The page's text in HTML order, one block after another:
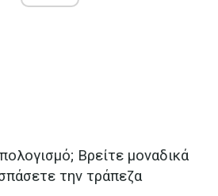
Βρείτε μοναδικά
την τράπεζα